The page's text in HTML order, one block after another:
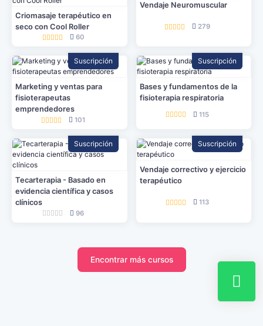
Criomasaje terapéutico en
seco con Cool Roller
60
Vendaje Neuromuscular
279
Suscripción
Marketing y ventas para
fisioterapeutas
emprendedores
101
Suscripción
Bases y fundamentos de la
fisioterapia respiratoria
115
Suscripción
Tecarterapia - Basado en
evidencia científica y casos
clínicos
96
Suscripción
Vendaje correctivo y ejercicio
terapéutico
113
Encontrar más cursos